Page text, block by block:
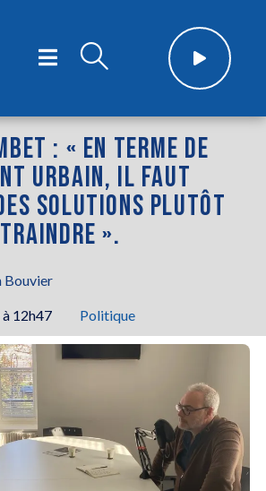
: « EN TERME DE
URBAIN, IL FAUT
SOLUTIONS PLUTÔT
».
Bouvier
12h47 Politique